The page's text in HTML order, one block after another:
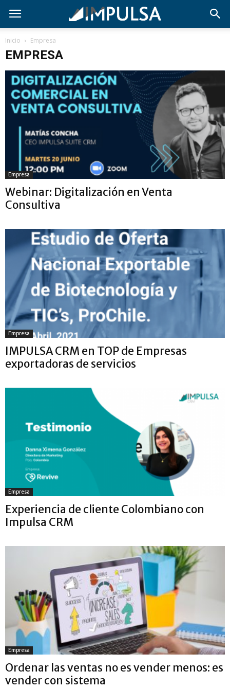
Inicio Empresa
EMPRESA
Empresa
Webinar: Digitalización en Venta
Consultiva
Empresa
IMPULSA CRM en TOP de Empresas
exportadoras de servicios
Empresa
Experiencia de cliente Colombiano con
Impulsa CRM
Empresa
Ordenar las ventas no es vender menos: es
vender con sistema